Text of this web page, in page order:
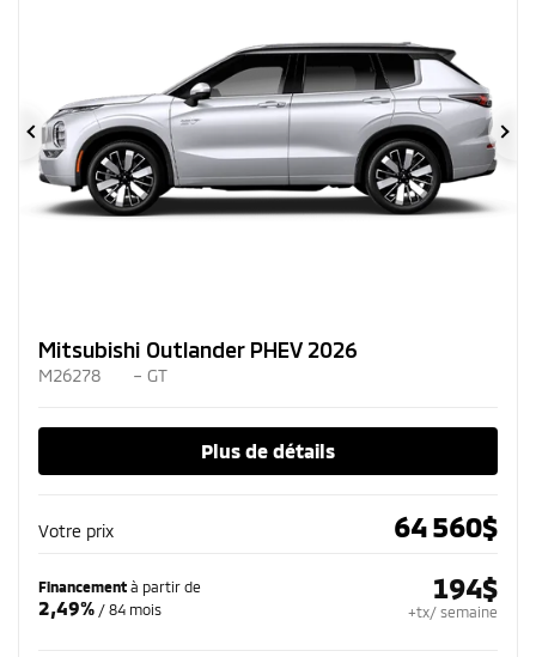
Précédent
Mitsubishi Outlander PHEV 2026
M26278 – GT
Plus de détails
Votre prix 64 560$
Financement à partir de
2,49% / 84 mois
194$
+tx/ semaine